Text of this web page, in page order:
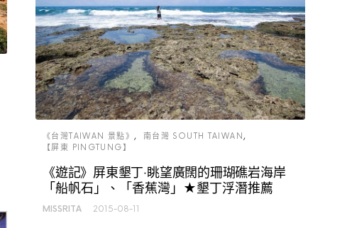
《台灣TAIWAN 景點》
南台灣 SOUTH TAIWAN
【屏東 PINGTUNG】
《遊記》屏東墾丁‧眺望廣闊的珊瑚礁岩海岸
「船帆石」、「香蕉灣」★墾丁浮潛推薦
MISSRITA 2015-08-11